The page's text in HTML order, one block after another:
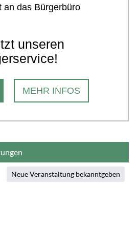
an das Bürgerbüro
unseren
MEHR INFOS